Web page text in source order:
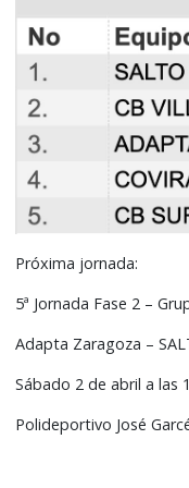
Próxima jornada:
5ª Jornada Fase 2 –
Adapta Zaragoza –
Sábado 2 de abril a las
Polideportivo José